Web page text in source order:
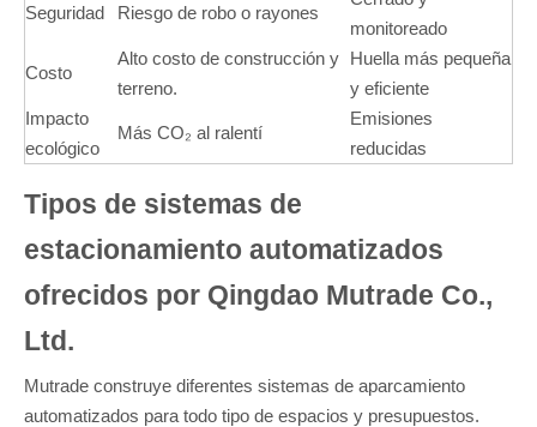
Seguridad Riesgo de robo o rayones
monitoreado
Costo
Alto costo de construcción y
terreno.
Huella más pequeña
y eficiente
Impacto
ecológico
Más CO₂ al ralentí
Emisiones
reducidas
Tipos de sistemas de
estacionamiento automatizados
ofrecidos por Qingdao Mutrade Co.,
Ltd.
Mutrade construye diferentes sistemas de aparcamiento
automatizados para todo tipo de espacios y presupuestos.